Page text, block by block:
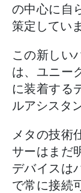
の中心に自
策定してい
この新しい
は、ユニー
に装着する
ルアシスタ
メタの技術
サーはまだ
デバイスは
で常に接続